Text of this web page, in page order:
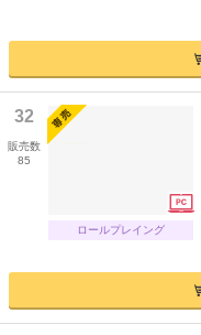
32
販売数
85
ロールプレイング